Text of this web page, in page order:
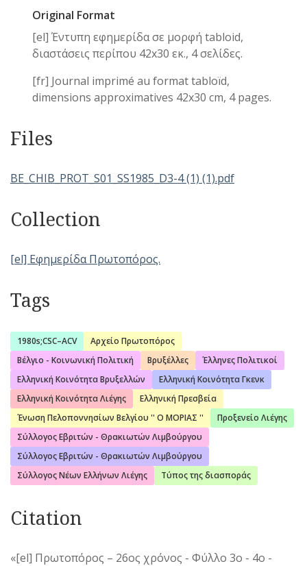
Original Format
[el] Έντυπη εφημερίδα σε μορφή tabloid,
διαστάσεις περίπου 42x30 εκ., 4 σελίδες.
[fr] Journal imprimé au format tabloïd,
dimensions approximatives 42x30 cm, 4 pages.
Files
BE_CHIB_PROT_S01_SS1985_D3-4 (1) (1).pdf
Collection
[el] Εφημερίδα Πρωτοπόρος.
Tags
1980s;CSC–ACV
Αρχείο Πρωτοπόρος
Βέλγιο - Κοινωνική Πολιτική
Βρυξέλλες
Έλληνες Πολιτικοί
Ελληνική Κοινότητα Βρυξελλών
Ελληνική Κοινότητα Γκενκ
Ελληνική Κοινότητα Λιέγης
Ελληνική Πρεσβεία
Ένωση Πελοποννησίων Βελγίου '' Ο ΜΟΡΙΑΣ ''
Προξενείο Λιέγης
Σύλλογος Εβριτών - Θρακιωτών Λιμβούργου
Σύλλογος Εβριτών - Θρακιωτών Λιμβούργου
Σύλλογος Νέων Ελλήνων Λιέγης
Τύπος της διασποράς
Citation
«[el] Πρωτοπόρος – 26ος χρόνος - Φύλλο 3o - 4ο -